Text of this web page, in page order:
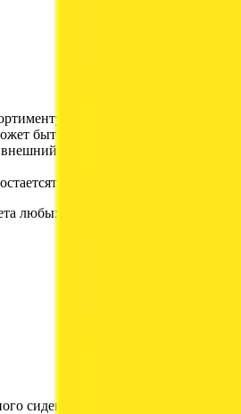
красок для кожи,
быть использована для
вид на долгие годы.
же заметным.
любых изделий из ткани:
сиденья, небольшого кресла или